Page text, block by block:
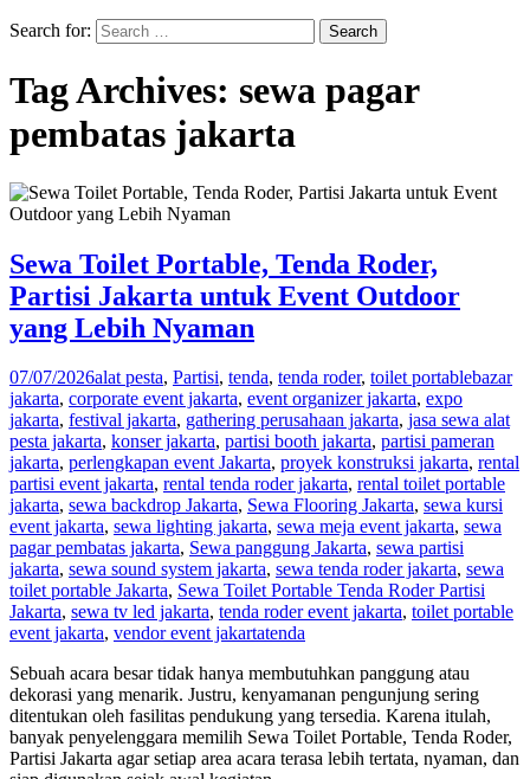
Search for:
Tag Archives: sewa pagar
pembatas jakarta
Sewa Toilet Portable, Tenda Roder,
Partisi Jakarta untuk Event Outdoor
yang Lebih Nyaman
07/07/2026alat pesta, Partisi, tenda, tenda roder, toilet portablebazar
jakarta, corporate event jakarta, event organizer jakarta, expo
jakarta, festival jakarta, gathering perusahaan jakarta, jasa sewa alat
pesta jakarta, konser jakarta, partisi booth jakarta, partisi pameran
jakarta, perlengkapan event Jakarta, proyek konstruksi jakarta, rental
partisi event jakarta, rental tenda roder jakarta, rental toilet portable
jakarta, sewa backdrop Jakarta, Sewa Flooring Jakarta, sewa kursi
event jakarta, sewa lighting jakarta, sewa meja event jakarta, sewa
pagar pembatas jakarta, Sewa panggung Jakarta, sewa partisi
jakarta, sewa sound system jakarta, sewa tenda roder jakarta, sewa
toilet portable Jakarta, Sewa Toilet Portable Tenda Roder Partisi
Jakarta, sewa tv led jakarta, tenda roder event jakarta, toilet portable
event jakarta, vendor event jakartatenda
Sebuah acara besar tidak hanya membutuhkan panggung atau
dekorasi yang menarik. Justru, kenyamanan pengunjung sering
ditentukan oleh fasilitas pendukung yang tersedia. Karena itulah,
banyak penyelenggara memilih Sewa Toilet Portable, Tenda Roder,
Partisi Jakarta agar setiap area acara terasa lebih tertata, nyaman, dan